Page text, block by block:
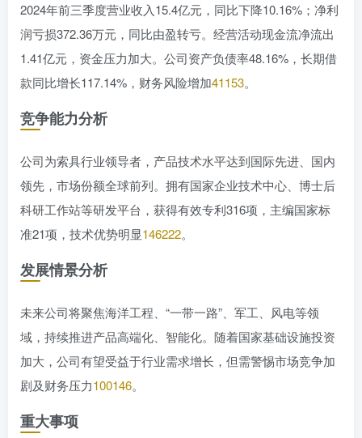
2024年前三季度营业收入15.4亿元，同比下降10.16%；净利
润亏损372.36万元，同比由盈转亏。经营活动现金流净流出
1.41亿元，资金压力加大。公司资产负债率48.16%，长期借
款同比增长117.14%，财务风险增加41153。
竞争能力分析
公司为索具行业领导者，产品技术水平达到国际先进、国内
领先，市场份额全球前列。拥有国家企业技术中心、博士后
科研工作站等研发平台，获得有效专利316项，主编国家标
准21项，技术优势明显146222。
发展情景分析
未来公司将聚焦海洋工程、“一带一路”、军工、风电等领
域，持续推进产品高端化、智能化。随着国家基础设施投资
加大，公司有望受益于行业需求增长，但需警惕市场竞争加
剧及财务压力100146。
重大事项